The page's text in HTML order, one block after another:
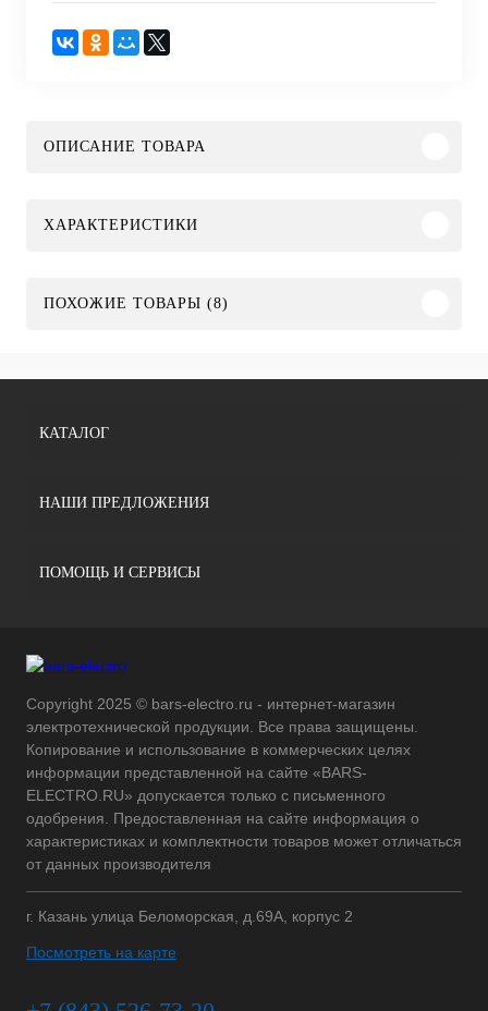
ОПИСАНИЕ ТОВАРА
ХАРАКТЕРИСТИКИ
ПОХОЖИЕ ТОВАРЫ (8)
КАТАЛОГ
НАШИ ПРЕДЛОЖЕНИЯ
ПОМОЩЬ И СЕРВИСЫ
Copyright 2025 © bars-electro.ru - интернет-магазин
электротехнической продукции. Все права защищены.
Копирование и использование в коммерческих целях
информации представленной на сайте «BARS-
ELECTRO.RU» допускается только с письменного
одобрения. Предоставленная на сайте информация о
характеристиках и комплектности товаров может отличаться
от данных производителя
г. Казань улица Беломорская, д.69А, корпус 2
Посмотреть на карте